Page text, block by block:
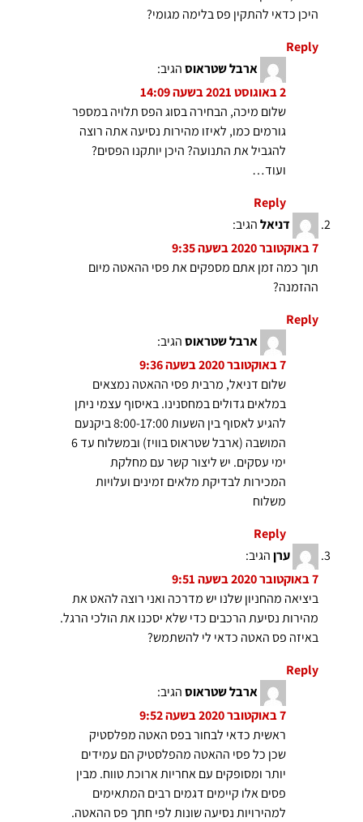
היכן כדאי להתקין פס בלימה מגומי?
Reply
ארבל שטראוסהגיב:
2 באוגוסט 2021 בשעה 14:09
שלום מיכה, הבחירה בסוג הפס תלויה במספר
גורמים כמו, לאיזו מהירות נסיעה אתה רוצה
להגביל את התנועה? היכן יותקנו הפסים?
ועוד…
Reply
דניאלהגיב:
7 באוקטובר 2020 בשעה 9:35
תוך כמה זמן אתם מספקים את פסי ההאטה מיום
ההזמנה?
Reply
ארבל שטראוסהגיב:
7 באוקטובר 2020 בשעה 9:36
שלום דניאל, מרבית פסי ההאטה נמצאים
במלאים גדולים במחסנינו. באיסוף עצמי ניתן
להגיע לאסוף בין השעות 8:00-17:00 ביקנעם
המושבה (ארבל שטראוס בוויז) ובמשלוח עד 6
ימי עסקים. יש ליצור קשר עם מחלקת
המכירות לבדיקת מלאים זמינים ועלויות
משלוח
Reply
ערןהגיב:
7 באוקטובר 2020 בשעה 9:51
ביציאה מהחניון שלנו יש מדרכה ואני רוצה להאט את
מהירות נסיעת הרכבים כדי שלא יסכנו את הולכי הרגל.
באיזה פס האטה כדאי לי להשתמש?
Reply
ארבל שטראוסהגיב:
7 באוקטובר 2020 בשעה 9:52
ראשית כדאי לבחור בפס האטה מפלסטיק
שכן כל פסי ההאטה מהפלסטיק הם עמידים
יותר ומסופקים עם אחריות ארוכת טווח. מבין
פסים אלו קיימים דגמים רבים המתאימים
למהירויות נסיעה שונות לפי חתך פס ההאטה.